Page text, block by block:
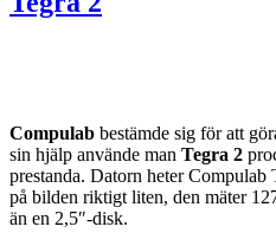
Compulab bestämde sig för att
sin hjälp använde man Tegra 2
prestanda. Datorn heter
på bilden riktigt liten, den mäter
än en 2,5″-disk.